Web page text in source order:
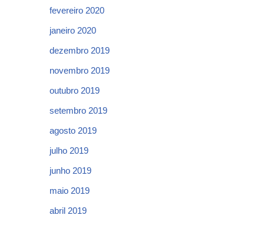
fevereiro 2020
janeiro 2020
dezembro 2019
novembro 2019
outubro 2019
setembro 2019
agosto 2019
julho 2019
junho 2019
maio 2019
abril 2019